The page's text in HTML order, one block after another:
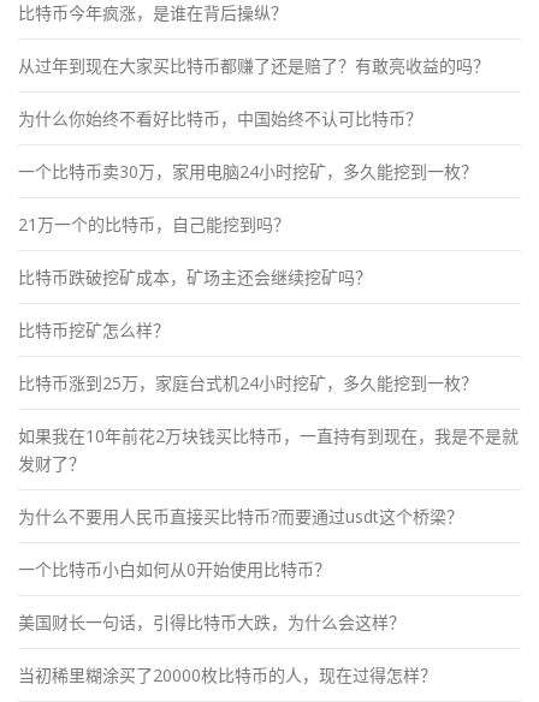
比特币今年疯涨，是谁在背后操纵？
从过年到现在大家买比特币都赚了还是赔了？有敢亮收益的吗？
为什么你始终不看好比特币，中国始终不认可比特币？
一个比特币卖30万，家用电脑24小时挖矿，多久能挖到一枚？
21万一个的比特币，自己能挖到吗？
比特币跌破挖矿成本，矿场主还会继续挖矿吗？
比特币挖矿怎么样？
比特币涨到25万，家庭台式机24小时挖矿，多久能挖到一枚？
如果我在10年前花2万块钱买比特币，一直持有到现在，我是不是就
发财了？
为什么不要用人民币直接买比特币?而要通过usdt这个桥梁？
一个比特币小白如何从0开始使用比特币？
美国财长一句话，引得比特币大跌，为什么会这样？
当初稀里糊涂买了20000枚比特币的人，现在过得怎样？